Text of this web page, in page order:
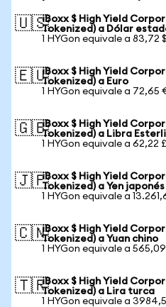
🇺🇸iBoxx $ High Yield
Tokenized) a Dólar
1 HYGon equivale a 83,72 $
🇪🇺iBoxx $ High Yield
Tokenized) a Euro
1 HYGon equivale a 72,65
🇬🇧iBoxx $ High Yield
Tokenized) a Libra
1 HYGon equivale a 62,22 £
🇯🇵iBoxx $ High Yield
Tokenized) a Yen japonés
1 HYGon equivale a
🇨🇳iBoxx $ High Yield
Tokenized) a Yuan chino
1 HYGon equivale a
🇹🇷iBoxx $ High Yield
Tokenized) a Lira turca
1 HYGon equivale a